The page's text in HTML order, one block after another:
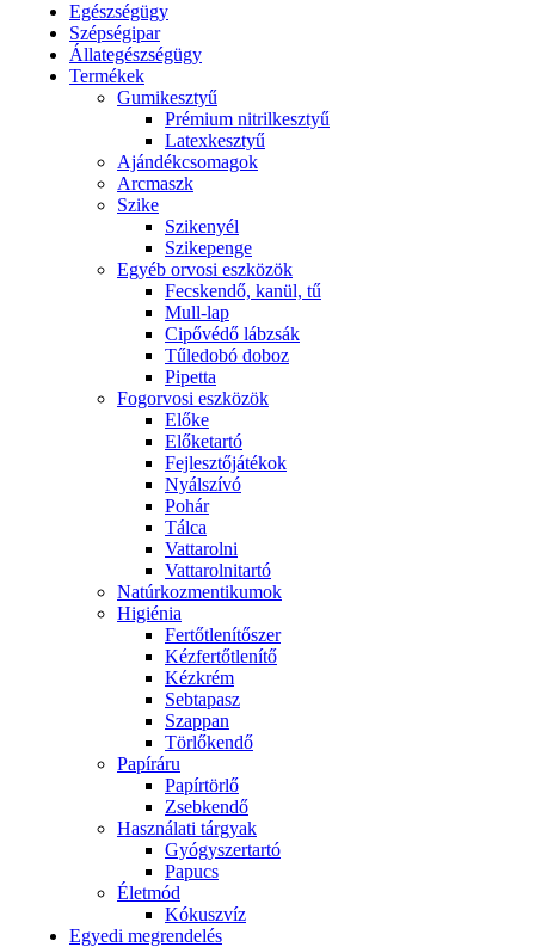
Egészségügy
Szépségipar
Állategészségügy
Termékek
Gumikesztyű
Prémium nitrilkesztyű
Latexkesztyű
Ajándékcsomagok
Arcmaszk
Szike
Szikenyél
Szikepenge
Egyéb orvosi eszközök
Fecskendő, kanül, tű
Mull-lap
Cipővédő lábzsák
Tűledobó doboz
Pipetta
Fogorvosi eszközök
Előke
Előketartó
Fejlesztőjátékok
Nyálszívó
Pohár
Tálca
Vattarolni
Vattarolnitartó
Natúrkozmentikumok
Higiénia
Fertőtlenítőszer
Kézfertőtlenítő
Kézkrém
Sebtapasz
Szappan
Törlőkendő
Papíráru
Papírtörlő
Zsebkendő
Használati tárgyak
Gyógyszertartó
Papucs
Életmód
Kókuszvíz
Egyedi megrendelés